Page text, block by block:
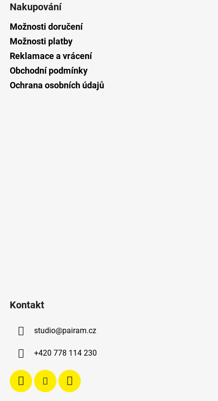
Nakupování
Možnosti doručení
Možnosti platby
Reklamace a vrácení
Obchodní podmínky
Ochrana osobních údajů
Kontakt
studio@pairam.cz
+420 778 114 230